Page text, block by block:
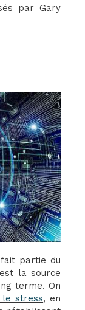
par Gary
partie du
la source
terme. On
le stress, en